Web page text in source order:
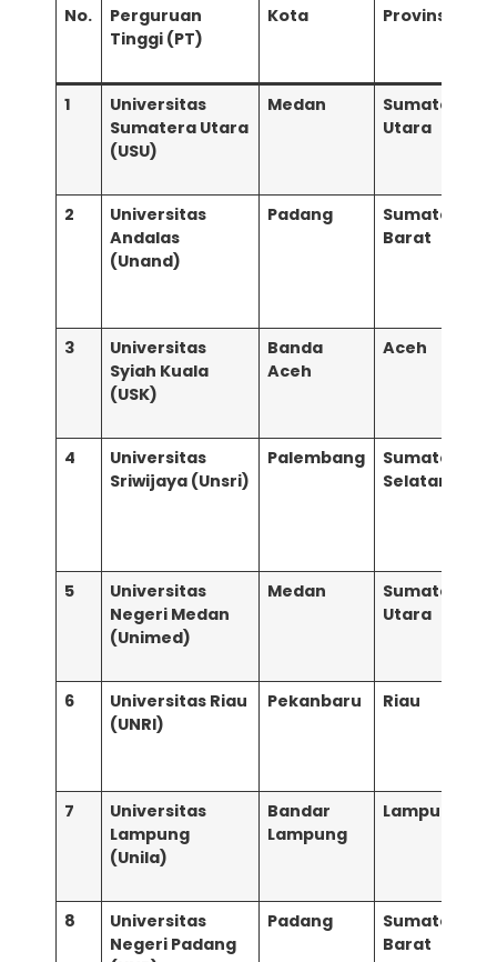
No.
Perguruan
Tinggi (PT)
Kota Provinsi
1
Universitas
Sumatera Utara
(USU)
Medan
Sumatera
Utara
2
Universitas
Andalas
(Unand)
Padang
Sumatera
Barat
3
Universitas
Syiah Kuala
(USK)
Banda
Aceh
Aceh
4
Universitas
Sriwijaya (Unsri)
Palembang
Sumatera
Selatan
5
Universitas
Negeri Medan
(Unimed)
Medan
Sumatera
Utara
6
Universitas Riau
(UNRI)
Pekanbaru Riau
7
Universitas
Lampung
(Unila)
Bandar
Lampung
Lampung
8
Universitas
Negeri Padang
Padang
Sumatera
Barat